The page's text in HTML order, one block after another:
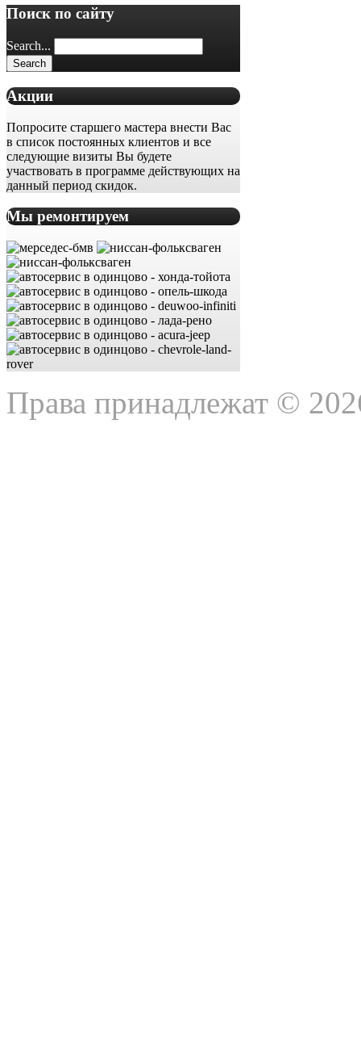
Поиск по сайту
Search...
Акции
Попросите старшего мастера внести Вас
в список постоянных клиентов и все
следующие визиты Вы будете
участвовать в программе действующих на
данный период скидок.
Мы ремонтируем
Права принадлежат ©